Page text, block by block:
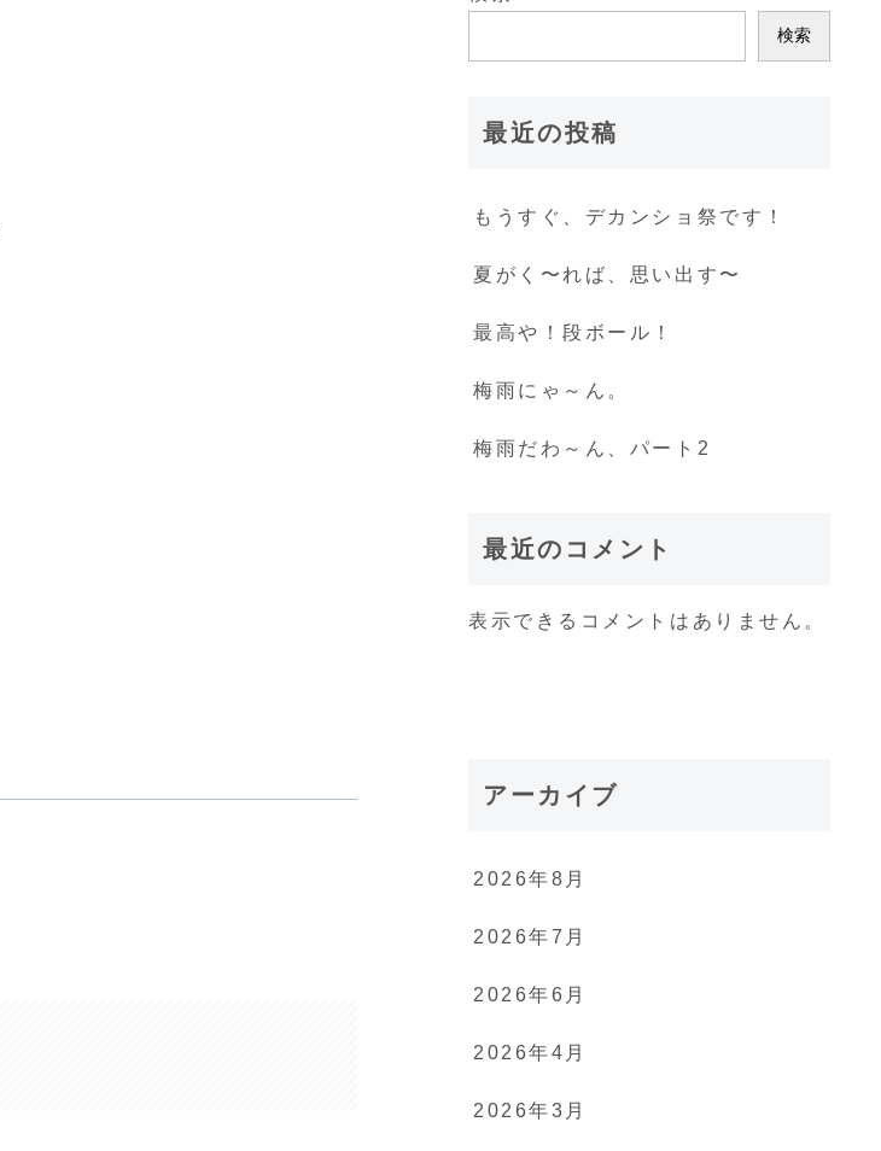
検索
最近の投稿
もうすぐ、デカンショ祭です！
夏がく〜れば、思い出す〜
最高や！段ボール！
梅雨にゃ～ん。
梅雨だわ～ん、パート2
最近のコメント
表示できるコメントはありません。
アーカイブ
2026年8月
2026年7月
2026年6月
2026年4月
2026年3月